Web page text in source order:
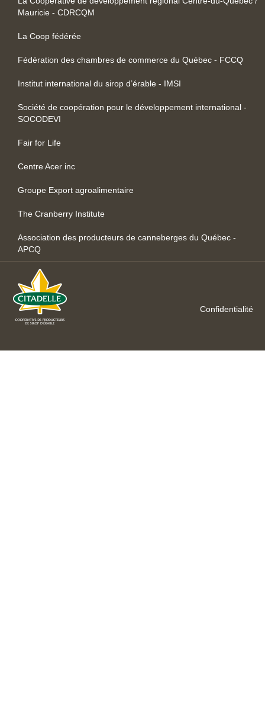
Mauricie - CDRCQM
La Coop fédérée
Fédération des chambres de commerce du Québec - FCCQ
Institut international du sirop d’érable - IMSI
Société de coopération pour le développement international -
SOCODEVI
Fair for Life
Centre Acer inc
Groupe Export agroalimentaire
The Cranberry Institute
Association des producteurs de canneberges du Québec -
APCQ
Confidentialité